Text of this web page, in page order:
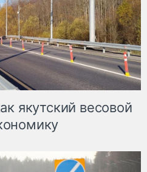
якутский весовой